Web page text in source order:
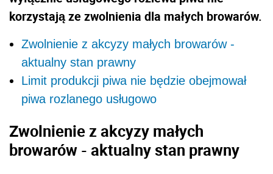
korzystają ze zwolnienia dla małych browarów.
Zwolnienie z akcyzy małych browarów -
aktualny stan prawny
Limit produkcji piwa nie będzie obejmował
piwa rozlanego usługowo
Zwolnienie z akcyzy małych
browarów - aktualny stan prawny